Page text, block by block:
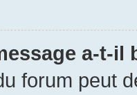
a-t-il
forum peut